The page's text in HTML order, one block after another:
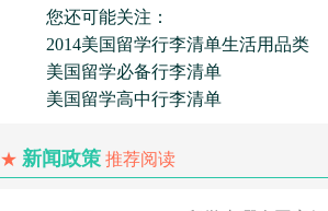
您还可能关注：
2014美国留学行李清单生活用品类
美国留学必备行李清单
美国留学高中行李清单
★ 新闻政策 推荐阅读